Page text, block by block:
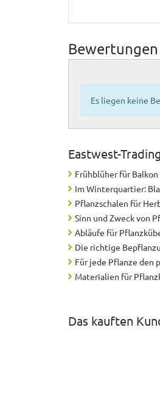
Bewertungen
Es liegen keine
Eastwest-
Frühblüher für
Im Winterquartier:
Pflanzschalen für
Sinn und Zweck von
Abläufe für
Die richtige
Für jede Pflanze den
Materialien für
Das kauften